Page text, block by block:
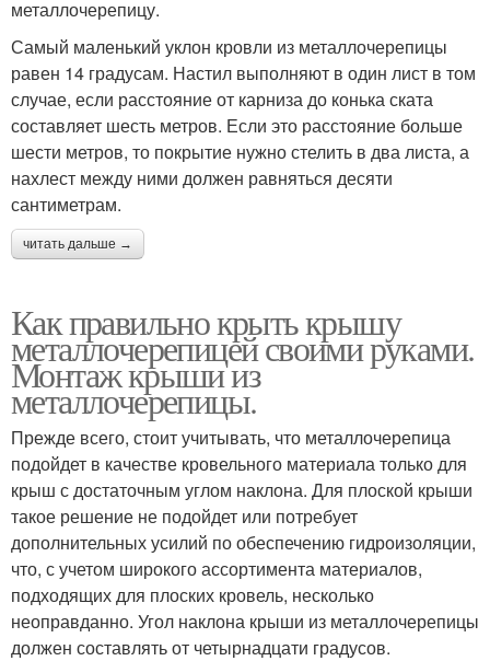
металлочерепицу.
Самый маленький уклон кровли из металлочерепицы
равен 14 градусам. Настил выполняют в один лист в том
случае, если расстояние от карниза до конька ската
составляет шесть метров. Если это расстояние больше
шести метров, то покрытие нужно стелить в два листа, а
нахлест между ними должен равняться десяти
сантиметрам.
читать дальше →
Как правильно крыть крышу
металлочерепицей своими руками.
Монтаж крыши из
металлочерепицы.
Прежде всего, стоит учитывать, что металлочерепица
подойдет в качестве кровельного материала только для
крыш с достаточным углом наклона. Для плоской крыши
такое решение не подойдет или потребует
дополнительных усилий по обеспечению гидроизоляции,
что, с учетом широкого ассортимента материалов,
подходящих для плоских кровель, несколько
неоправданно. Угол наклона крыши из металлочерепицы
должен составлять от четырнадцати градусов.